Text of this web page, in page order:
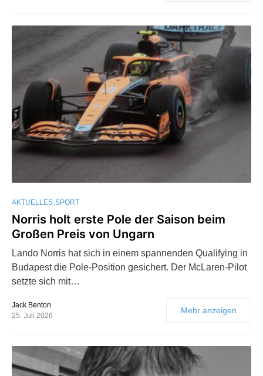
AKTUELLES SPORT
Norris holt erste Pole der Saison beim
Großen Preis von Ungarn
Lando Norris hat sich in einem spannenden Qualifying in
Budapest die Pole-Position gesichert. Der McLaren-Pilot
setzte sich mit…
Jack Benton
25. Juli 2026
Mehr anzeigen